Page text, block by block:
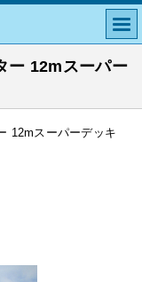
ー 12mスーパー
12mスーパーデッキ